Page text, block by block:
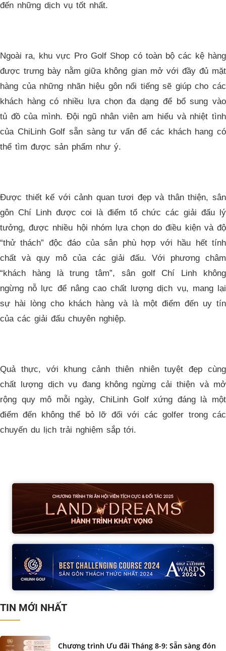
đến những dịch vụ tốt nhất.
Ngoài ra, khu vực Pro Golf Shop có toàn bộ các kệ hàng
được trưng bày nằm giữa không gian mở với đầy đủ mặt
hàng của những nhãn hiệu gôn nổi tiếng sẽ giúp cho các
khách hàng có nhiều lựa chọn đa dạng để bổ sung vào
tủ đồ của mình. Đội ngũ nhân viên am hiểu và nhiệt tình
của ChiLinh Golf sẵn sàng tư vấn để các khách hang có
thể tìm được sản phẩm như ý.
Được thiết kế với cảnh quan tươi đẹp và thân thiện, sân
gôn Chí Linh được coi là điểm tổ chức các giải đấu lý
tưởng, được nhiều hội nhóm lựa chọn do điều kiện và độ
“thử thách” độc đáo của sân phù hợp với hầu hết tính
chất và quy mô của các giải đấu. Với phương châm
“khách hàng là trung tâm”, sân golf Chí Linh không
ngừng nỗ lực để nâng cao chất lượng dịch vụ, mang lại
sự hài lòng cho khách hàng và là một điểm đến uy tín
của các giải đấu chuyên nghiệp.
Quả thực, với khung cảnh thiên nhiên tuyệt đẹp cùng
chất lượng dịch vụ đang không ngừng cải thiện và mở
rộng quy mô mỗi ngày, ChiLinh Golf xứng đáng là một
điểm đến không thể bỏ lỡ đối với các golfer trong các
chuyến du lịch trải nghiệm sắp tới.
TIN MỚI NHẤT
Chương trình Ưu đãi Tháng 8-9: Sẵn sàng đón